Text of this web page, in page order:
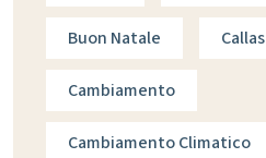
Buon Natale Callas
Cambiamento
Cambiamento Climatico